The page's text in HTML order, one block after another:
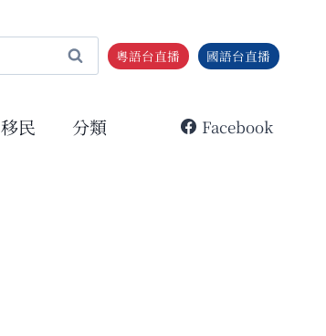
粵語台直播 國語台直播
移民 分類 Facebook